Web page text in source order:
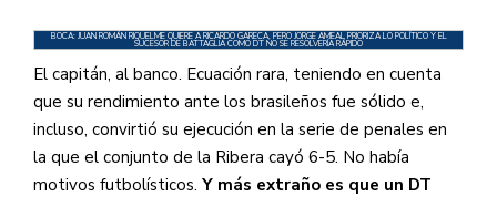
BOCA: JUAN ROMÁN RIQUELME QUIERE A RICARDO GARECA, PERO JORGE AMEAL PRIORIZA LO POLÍTICO Y EL
SUCESOR DE BATTAGLIA COMO DT NO SE RESOLVERÍA RÁPIDO
El capitán, al banco. Ecuación rara, teniendo en cuenta
que su rendimiento ante los brasileños fue sólido e,
incluso, convirtió su ejecución en la serie de penales en
la que el conjunto de la Ribera cayó 6-5. No había
motivos futbolísticos. Y más extraño es que un DT